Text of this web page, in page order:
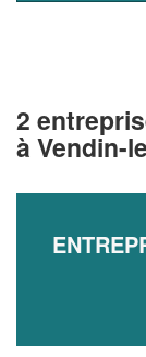
2
à Vendin-
✕